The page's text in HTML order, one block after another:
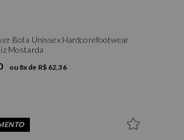
Bota Unissex Hardcorefootwear
Mostarda
ou 8x de R$ 62,36